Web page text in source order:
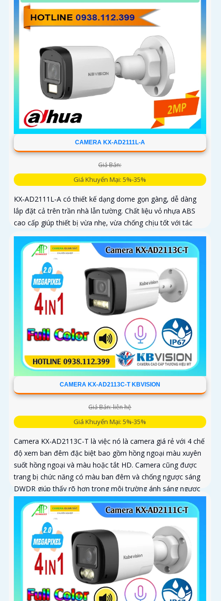
CAMERA KX-AD2111L-A
Giá Bán:
Giá Khuyến Mại: 5%-35%
KX‑AD2111L‑A có thiết kế dạng dome gọn gàng, dễ dàng
lắp đặt cả trên trần nhà lẫn tường. Chất liệu vỏ nhựa ABS
cao cấp giúp thiết bị vừa nhẹ, vừa chống chịu tốt với tác
động của môi trường bên ngoài
CAMERA KX-AD2113C-T KBVISION
Giá Bán: liên hệ
Giá Khuyến Mại: 5%-35%
Camera KX-AD2113C-T là việc nó là camera giá rẻ với 4 chế
độ xem ban đêm đặc biệt bao gồm hồng ngoại màu xuyên
suốt hồng ngoại và màu hoặc tắt HD. Camera cũng được
trang bị chức năng có màu ban đêm và chống ngược sáng
DWDR giúp thấy rõ hơn trong môi trường ánh sáng ngược